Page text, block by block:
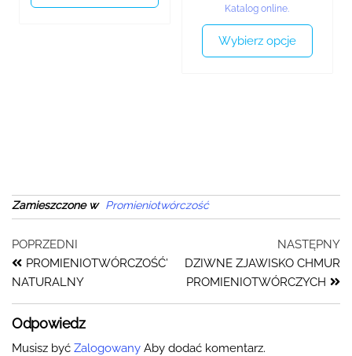
Katalog online.
Wybierz opcje
Zamieszczone w Promieniotwórczość
POPRZEDNI
PROMIENIOTWÓRCZOŚĆ’
NATURALNY
NASTĘPNY
DZIWNE ZJAWISKO CHMUR
PROMIENIOTWÓRCZYCH
Odpowiedz
Musisz być Zalogowany Aby dodać komentarz.